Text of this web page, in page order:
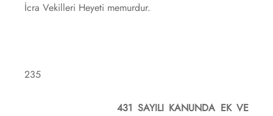
İcra Vekilleri Heyeti memurdur.
235
431 SAYILI KANUNDA EK VE